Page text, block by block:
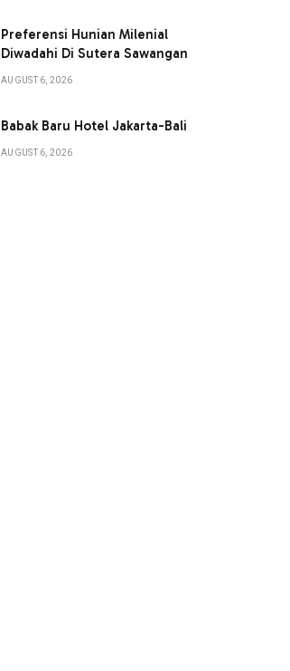
Preferensi Hunian Milenial
Diwadahi Di Sutera Sawangan
AUGUST 6, 2026
Babak Baru Hotel Jakarta-Bali
AUGUST 6, 2026